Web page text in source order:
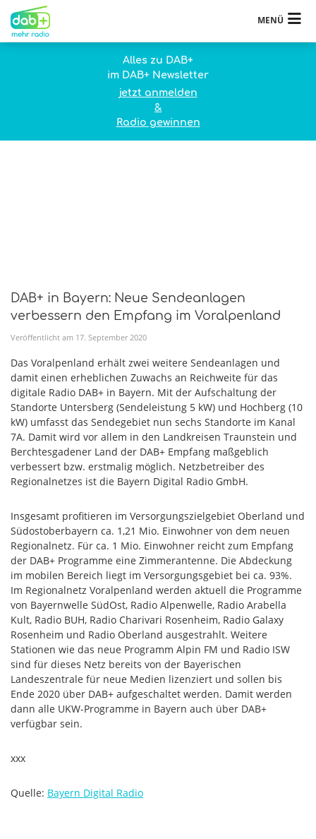
MENÜ
Alles zu DAB+
im DAB+ Newsletter
jetzt anmelden
&
Radio gewinnen
DAB+ in Bayern: Neue Sendeanlagen
verbessern den Empfang im Voralpenland
Veröffentlicht am 17. September 2020
Das Voralpenland erhält zwei weitere Sendeanlagen und
damit einen erheblichen Zuwachs an Reichweite für das
digitale Radio DAB+ in Bayern. Mit der Aufschaltung der
Standorte Untersberg (Sendeleistung 5 kW) und Hochberg (10
kW) umfasst das Sendegebiet nun sechs Standorte im Kanal
7A. Damit wird vor allem in den Landkreisen Traunstein und
Berchtesgadener Land der DAB+ Empfang maßgeblich
verbessert bzw. erstmalig möglich. Netzbetreiber des
Regionalnetzes ist die Bayern Digital Radio GmbH.
Insgesamt profitieren im Versorgungszielgebiet Oberland und
Südostoberbayern ca. 1,21 Mio. Einwohner von dem neuen
Regionalnetz. Für ca. 1 Mio. Einwohner reicht zum Empfang
der DAB+ Programme eine Zimmerantenne. Die Abdeckung
im mobilen Bereich liegt im Versorgungsgebiet bei ca. 93%.
Im Regionalnetz Voralpenland werden aktuell die Programme
von Bayernwelle SüdOst, Radio Alpenwelle, Radio Arabella
Kult, Radio BUH, Radio Charivari Rosenheim, Radio Galaxy
Rosenheim und Radio Oberland ausgestrahlt. Weitere
Stationen wie das neue Programm Alpin FM und Radio ISW
sind für dieses Netz bereits von der Bayerischen
Landeszentrale für neue Medien lizenziert und sollen bis
Ende 2020 über DAB+ aufgeschaltet werden. Damit werden
dann alle UKW-Programme in Bayern auch über DAB+
verfügbar sein.
xxx
Quelle: Bayern Digital Radio